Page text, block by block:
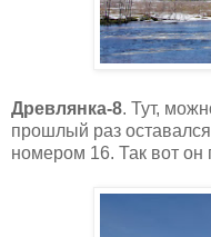
Древлянка-8. Тут,
прошлый раз
номером 16. Так вот он